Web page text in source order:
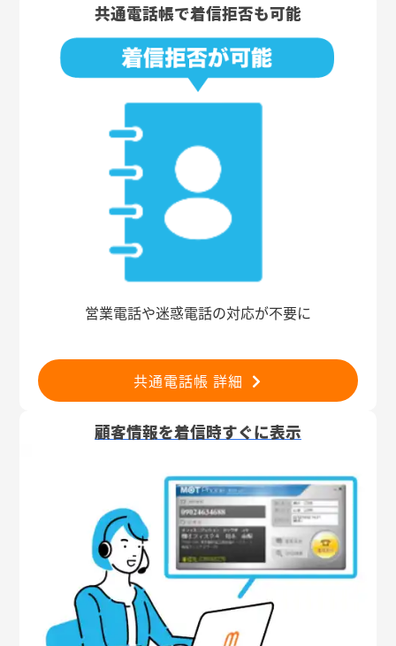
共通電話帳で着信拒否も可能
営業電話や迷惑電話の対応が不要に
共通電話帳 詳細
顧客情報を着信時すぐに表示